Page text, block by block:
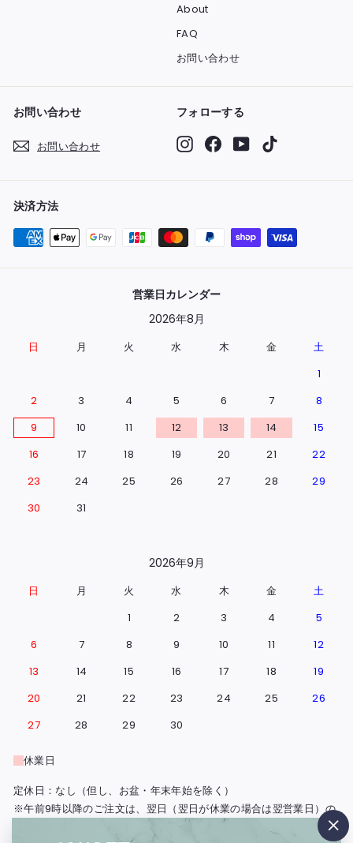
About
FAQ
お問い合わせ
お問い合わせ
お問い合わせ
フォローする
InstagramFacebook
YouTube
決済方法
営業日カレンダー
2026年8月
日 月 火 水 木 金
土
1
2
3 4 5 6 7
8
9
10 11 12 13 14
15
16
17 18 19 20 21
22
23
24 25 26 27 28
29
30
31
2026年9月
日 月 火 水 木 金
土
1
2 3 4
5
6
7 8 9 10 11
12
13
14 15 16 17 18
19
20
21 22 23 24 25
26
27
28 29 30
休業日
定休日：なし（但し、お盆・年末年始を除く）
※午前9時以降のご注文は、翌日（翌日が休業の場合は翌営業日）の